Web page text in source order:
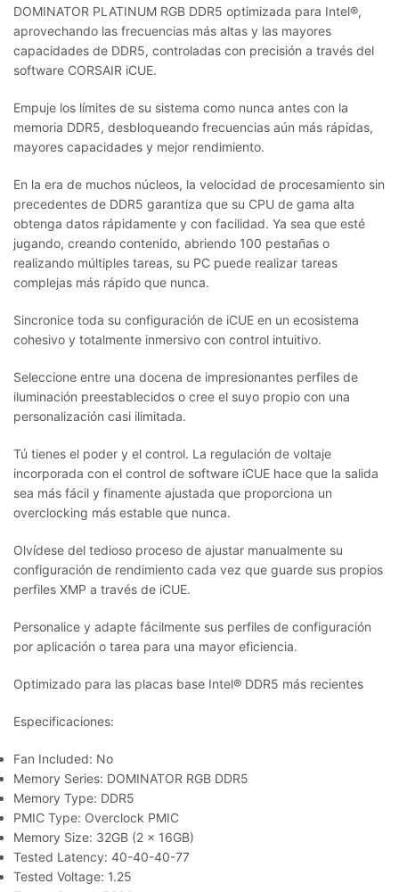
DOMINATOR PLATINUM RGB DDR5 optimizada para Intel®,
aprovechando las frecuencias más altas y las mayores
capacidades de DDR5, controladas con precisión a través del
software CORSAIR iCUE.
Empuje los límites de su sistema como nunca antes con la
memoria DDR5, desbloqueando frecuencias aún más rápidas,
mayores capacidades y mejor rendimiento.
En la era de muchos núcleos, la velocidad de procesamiento sin
precedentes de DDR5 garantiza que su CPU de gama alta
obtenga datos rápidamente y con facilidad. Ya sea que esté
jugando, creando contenido, abriendo 100 pestañas o
realizando múltiples tareas, su PC puede realizar tareas
complejas más rápido que nunca.
Sincronice toda su configuración de iCUE en un ecosistema
cohesivo y totalmente inmersivo con control intuitivo.
Seleccione entre una docena de impresionantes perfiles de
iluminación preestablecidos o cree el suyo propio con una
personalización casi ilimitada.
Tú tienes el poder y el control. La regulación de voltaje
incorporada con el control de software iCUE hace que la salida
sea más fácil y finamente ajustada que proporciona un
overclocking más estable que nunca.
Olvídese del tedioso proceso de ajustar manualmente su
configuración de rendimiento cada vez que guarde sus propios
perfiles XMP a través de iCUE.
Personalice y adapte fácilmente sus perfiles de configuración
por aplicación o tarea para una mayor eficiencia.
Optimizado para las placas base Intel® DDR5 más recientes
Especificaciones:
Fan Included: No
Memory Series: DOMINATOR RGB DDR5
Memory Type: DDR5
PMIC Type: Overclock PMIC
Memory Size: 32GB (2 x 16GB)
Tested Latency: 40-40-40-77
Tested Voltage: 1.25